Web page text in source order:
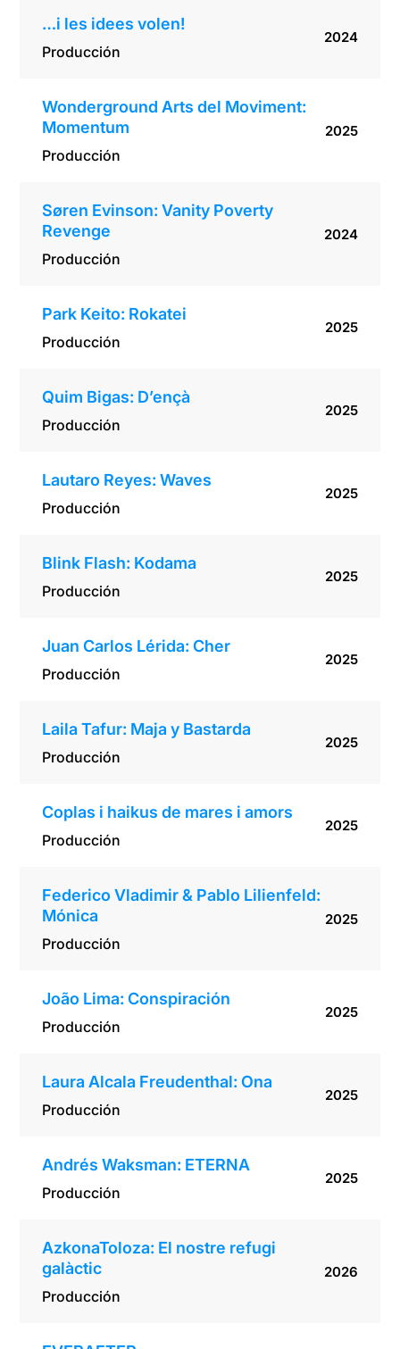
…i les idees volen!
Producción
2024
Wonderground Arts del Moviment:
Momentum
Producción
2025
Søren Evinson: Vanity Poverty
Revenge
Producción
2024
Park Keito: Rokatei
Producción
2025
Quim Bigas: D’ençà
Producción
2025
Lautaro Reyes: Waves
Producción
2025
Blink Flash: Kodama
Producción
2025
Juan Carlos Lérida: Cher
Producción
2025
Laila Tafur: Maja y Bastarda
Producción
2025
Coplas i haikus de mares i amors
Producción
2025
Federico Vladimir & Pablo Lilienfeld:
Mónica
Producción
2025
João Lima: Conspiración
Producción
2025
Laura Alcala Freudenthal: Ona
Producción
2025
Andrés Waksman: ETERNA
Producción
2025
AzkonaToloza: El nostre refugi
galàctic
Producción
2026